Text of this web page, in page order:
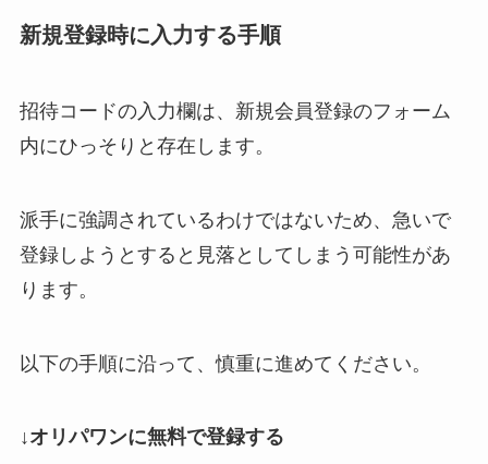
新規登録時に入力する手順
招待コードの入力欄は、新規会員登録のフォーム
内にひっそりと存在します。
派手に強調されているわけではないため、急いで
登録しようとすると見落としてしまう可能性があ
ります。
以下の手順に沿って、慎重に進めてください。
↓オリパワンに無料で登録する